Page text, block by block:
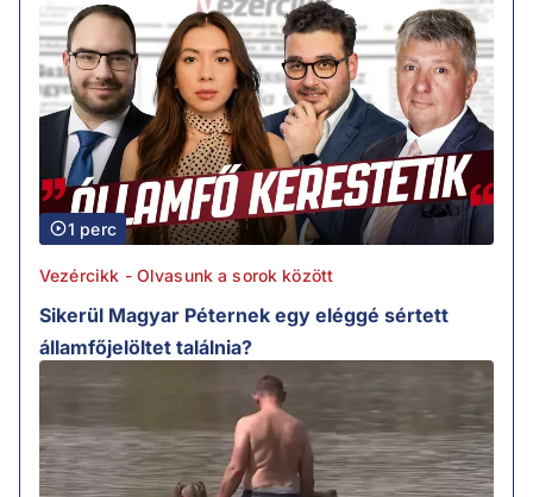
1 perc
Vezércikk - Olvasunk a sorok között
Sikerül Magyar Péternek egy eléggé sértett
államfőjelöltet találnia?